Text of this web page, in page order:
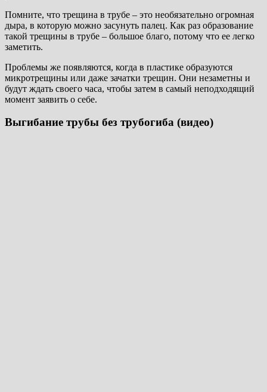
Помните, что трещина в трубе – это необязательно огромная
дыра, в которую можно засунуть палец. Как раз образование
такой трещины в трубе – большое благо, потому что ее легко
заметить.
Проблемы же появляются, когда в пластике образуются
микротрещины или даже зачатки трещин. Они незаметны и
будут ждать своего часа, чтобы затем в самый неподходящий
момент заявить о себе.
Выгибание трубы без трубогиба (видео)